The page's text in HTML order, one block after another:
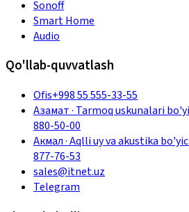
Sonoff
Smart Home
Audio
Qo'llab-quvvatlash
Ofis+998 55 555-33-55
Азамат· Tarmoq uskunalari
880-50-00
Акмал·Aqlli uy va akustika
877-76-53
sales@itnet.uz
Telegram